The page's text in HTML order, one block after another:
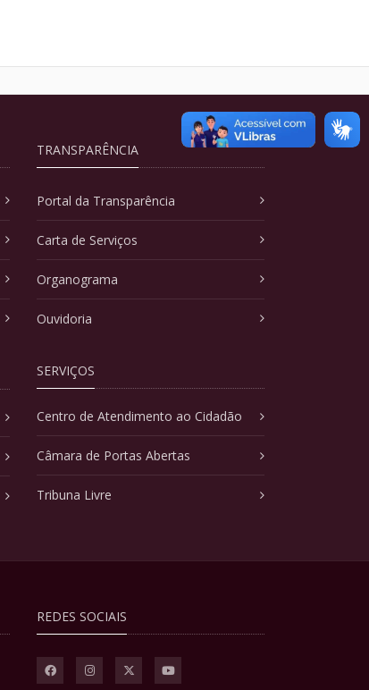
TRANSPARÊNCIA
Portal da Transparência
Carta de Serviços
Organograma
Ouvidoria
SERVIÇOS
Centro de Atendimento ao Cidadão
Câmara de Portas Abertas
Tribuna Livre
REDES SOCIAIS